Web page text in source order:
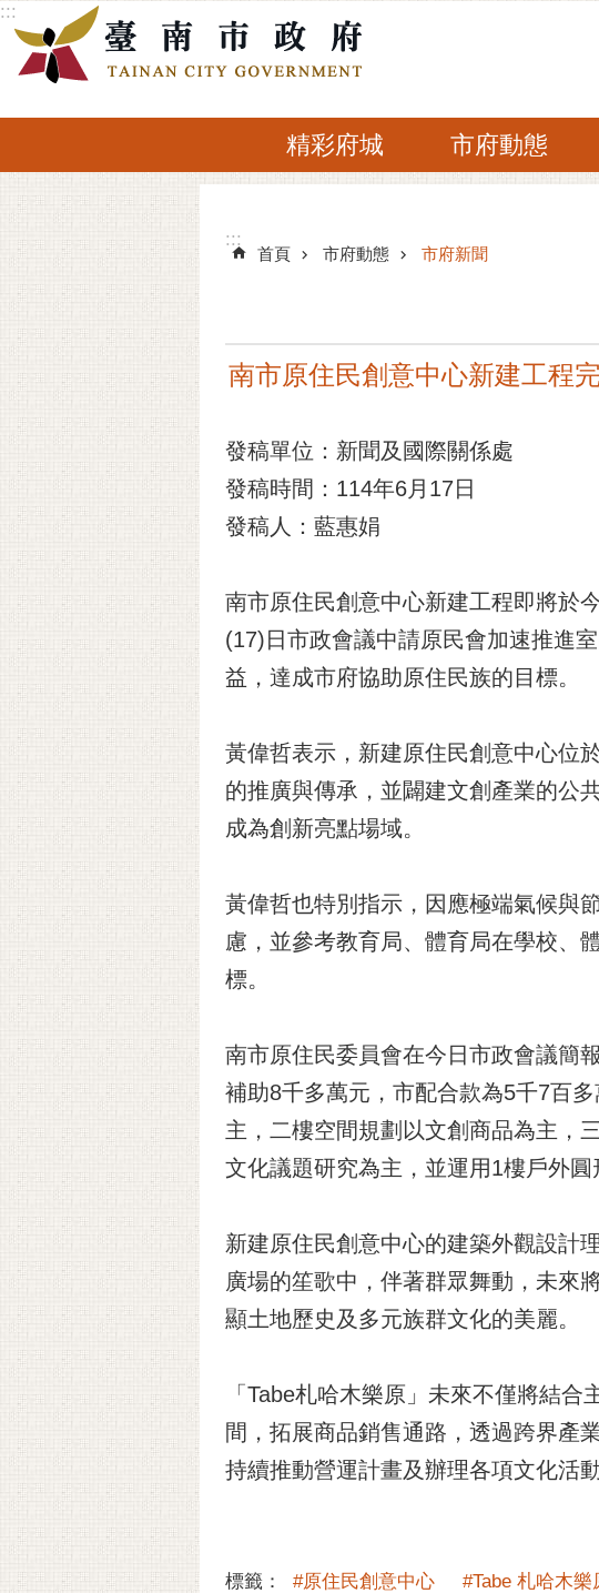
跳到主要內容區塊
:::
精彩府城 市府動態
:::
:::
首頁 市府動態 市府新聞
南市原住民創意中心新建工程
發稿單位：新聞及國際關係處
發稿時間：114年6月17日
發稿人：藍惠娟
南市原住民創意中心新建工程即將於
(17)日市政會議中請原民會加速推進
益，達成市府協助原住民族的目標。
黃偉哲表示，新建原住民創意中心位
的推廣與傳承，並闢建文創產業的公
成為創新亮點場域。
黃偉哲也特別指示，因應極端氣候與
慮，並參考教育局、體育局在學校、
標。
南市原住民委員會在今日市政會議簡
補助8千多萬元，市配合款為5千7百
主，二樓空間規劃以文創商品為主，
文化議題研究為主，並運用1樓戶外圓
新建原住民創意中心的建築外觀設計
廣場的笙歌中，伴著群眾舞動，未來
顯土地歷史及多元族群文化的美麗。
「Tabe札哈木樂原」未來不僅將結
間，拓展商品銷售通路，透過跨界產
持續推動營運計畫及辦理各項文化活
標籤： #原住民創意中心 #Tabe 札哈木樂